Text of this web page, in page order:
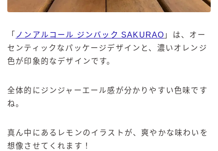
「 ノンアルコール ジンバック SAKURAO 」は、オー
センティックなパッケージデザインと、濃いオレンジ
色が印象的なデザインです。
全体的にジンジャーエール感が分かりやすい色味です
ね。
真ん中にあるレモンのイラストが、爽やかな味わいを
想像させてくれます！